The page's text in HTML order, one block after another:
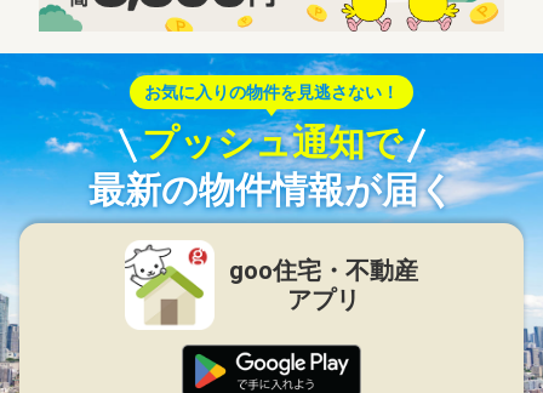
お気に入りの物件を見逃さない！
プッシュ通知で
最新の物件情報が届く
goo住宅・不動産
アプリ